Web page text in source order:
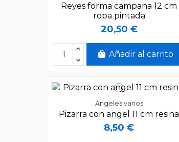
Reyes forma campana 12 cm
ropa pintada
20,50 €
Añadir al carrito
Ángeles varios
Pizarra con angel 11 cm resina
8,50 €